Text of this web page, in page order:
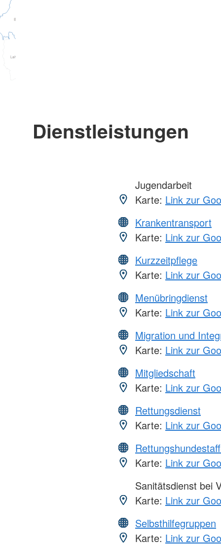
Dienstleistungen
Jugendarbeit
Karte: Link zur
Krankentransport
Karte: Link zur
Kurzzeitpflege
Karte: Link zur
Menübringdienst
Karte: Link zur
Migration und
Karte: Link zur
Mitgliedschaft
Karte: Link zur
Rettungsdienst
Karte: Link zur
Karte: Link zur
Sanitätsdienst bei
Karte: Link zur
Selbsthilfegruppen
Karte: Link zur